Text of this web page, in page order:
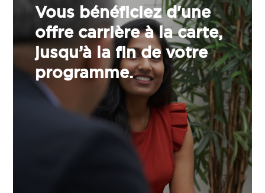
Vous bénéficiez d'une
offre carrière à la carte,
jusqu’à la fin de votre
programme.